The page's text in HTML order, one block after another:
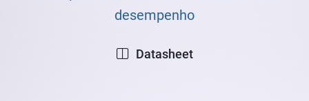
desempenho
Datasheet